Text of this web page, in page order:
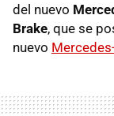
del nuevo
Brake, que se
nuevo